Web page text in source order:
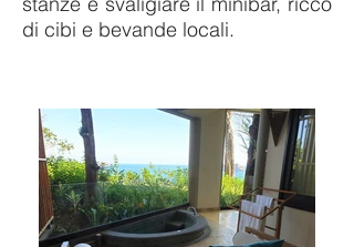
di cibi e bevande locali.